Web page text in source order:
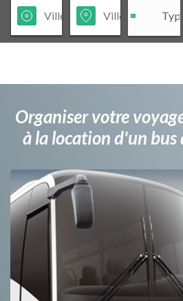
Organiser votre
à la location d'un